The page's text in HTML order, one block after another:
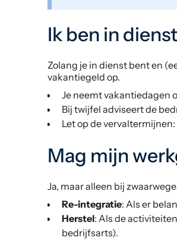
Ik ben in
Zolang je in dienst bent en
vakantiegeld op.
Je neemt vakantiedagen
Bij twijfel adviseert de
Let op de
Mag mijn
Ja, maar alleen bij
Re-integratie: Als er
Herstel: Als de
bedrijfsarts).